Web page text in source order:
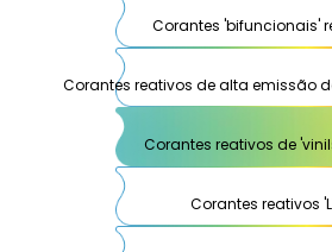
Corantes 'bifuncionais'
Corantes reativos de alta emissão
Corantes reativos de
Corantes reativos